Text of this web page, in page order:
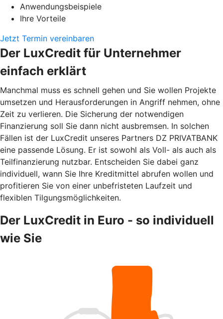
Anwendungsbeispiele
Ihre Vorteile
Jetzt Termin vereinbaren
Der LuxCredit für Unternehmer
einfach erklärt
Manchmal muss es schnell gehen und Sie wollen Projekte
umsetzen und Herausforderungen in Angriff nehmen, ohne
Zeit zu verlieren. Die Sicherung der notwendigen
Finanzierung soll Sie dann nicht ausbremsen. In solchen
Fällen ist der LuxCredit unseres Partners DZ PRIVATBANK
eine passende Lösung. Er ist sowohl als Voll- als auch als
Teilfinanzierung nutzbar. Entscheiden Sie dabei ganz
individuell, wann Sie Ihre Kreditmittel abrufen wollen und
profitieren Sie von einer unbefristeten Laufzeit und
flexiblen Tilgungsmöglichkeiten.
Der LuxCredit in Euro - so individuell
wie Sie